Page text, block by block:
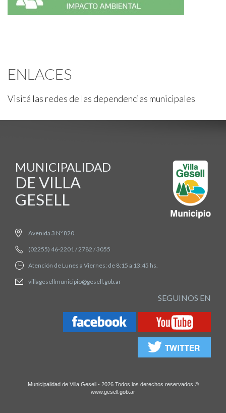
ENLACES
Visitá las redes de las dependencias municipales
MUNICIPALIDAD
DE VILLA
GESELL
Avenida 3 Nº 820
(02255) 46-2201 / 2782 / 3055
Atención de Lunes a Viernes: de 8:15 a 13:45 hs.
villagesellmunicipio@gesell.gob.ar
SEGUINOS EN
Municipalidad de Villa Gesell - 2026 Todos los derechos reservados ©
www.gesell.gob.ar